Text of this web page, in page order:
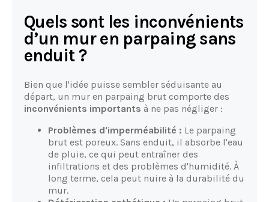
Quels sont les inconvénients
d’un mur en parpaing sans
enduit ?
Bien que l'idée puisse sembler séduisante au
départ, un mur en parpaing brut comporte des
inconvénients importants à ne pas négliger :
Problèmes d'imperméabilité : Le parpaing
brut est poreux. Sans enduit, il absorbe l'eau
de pluie, ce qui peut entraîner des
infiltrations et des problèmes d'humidité. À
long terme, cela peut nuire à la durabilité du
mur.